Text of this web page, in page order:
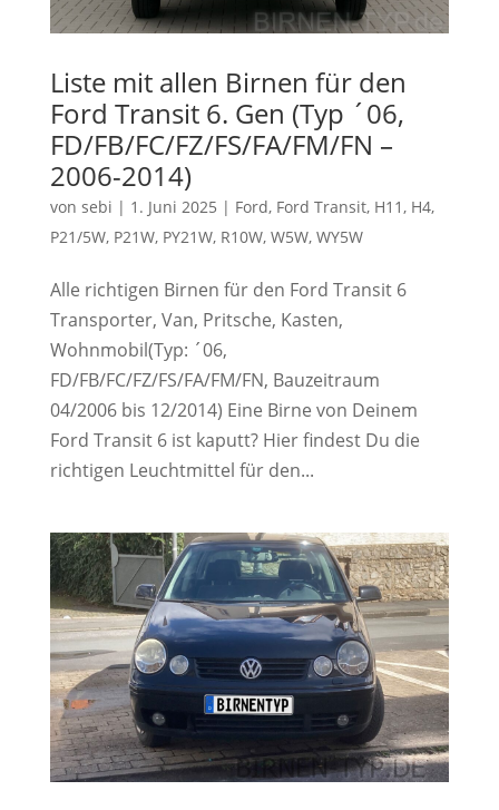
Liste mit allen Birnen für den
Ford Transit 6. Gen (Typ ´06,
FD/FB/FC/FZ/FS/FA/FM/FN –
2006-2014)
von sebi | 1. Juni 2025 | Ford, Ford Transit, H11, H4,
P21/5W, P21W, PY21W, R10W, W5W, WY5W
Alle richtigen Birnen für den Ford Transit 6
Transporter, Van, Pritsche, Kasten,
Wohnmobil(Typ: ´06,
FD/FB/FC/FZ/FS/FA/FM/FN, Bauzeitraum
04/2006 bis 12/2014) Eine Birne von Deinem
Ford Transit 6 ist kaputt? Hier findest Du die
richtigen Leuchtmittel für den...